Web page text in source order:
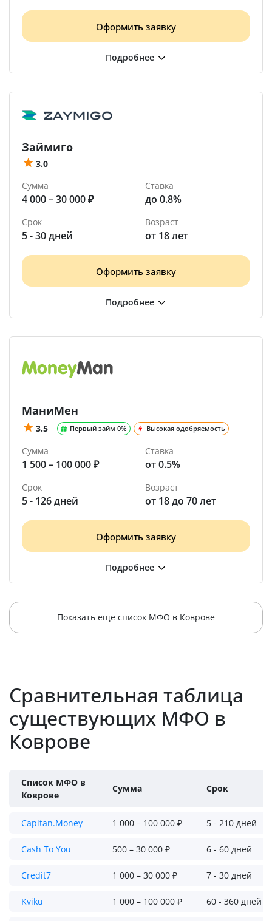
Оформить заявку
Займиго
3.0
Сумма
4 000 – 30 000 ₽
Ставка
до 0.8%
Срок
5 - 30 дней
Возраст
от 18 лет
Оформить заявку
МаниМен
3.5 Первый займ 0% Высокая одобряемость
Сумма
1 500 – 100 000 ₽
Ставка
от 0.5%
Срок
5 - 126 дней
Возраст
от 18 до 70 лет
Оформить заявку
Показать еще список МФО в Коврове
Сравнительная таблица
существующих МФО в
Коврове
Список МФО в
Коврове
Сумма Срок
Capitan.Money 1 000 – 100 000 ₽ 5 - 210 дней
Cash To You 500 – 30 000 ₽ 6 - 60 дней
Credit7 1 000 – 30 000 ₽ 7 - 30 дней
Kviku 1 000 – 100 000 ₽ 60 - 360 дней